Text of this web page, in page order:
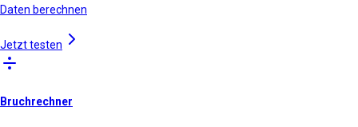
Daten berechnen
Jetzt testen
Bruchrechner